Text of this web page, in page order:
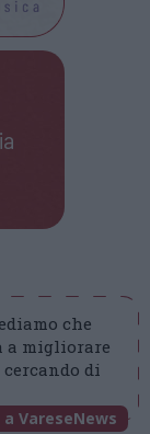
che
a migliorare
di
VareseNews